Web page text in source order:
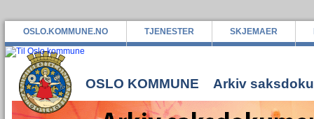
OSLO.KOMMUNE.NO TJENESTER SKJEMAER
OSLO KOMMUNE Arkiv